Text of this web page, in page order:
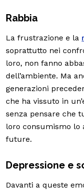
Rabbia
La frustrazione e la
soprattutto nei
loro, non fanno
dell’ambiente. Ma
generazioni
che ha vissuto in
senza pensare che
loro consumismo lo
future.
Depressione e
Davanti a queste